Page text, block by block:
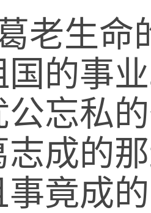
老生命
国的事
公忘私
志成的
事竟成